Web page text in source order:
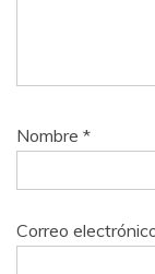
Nombre *
Correo